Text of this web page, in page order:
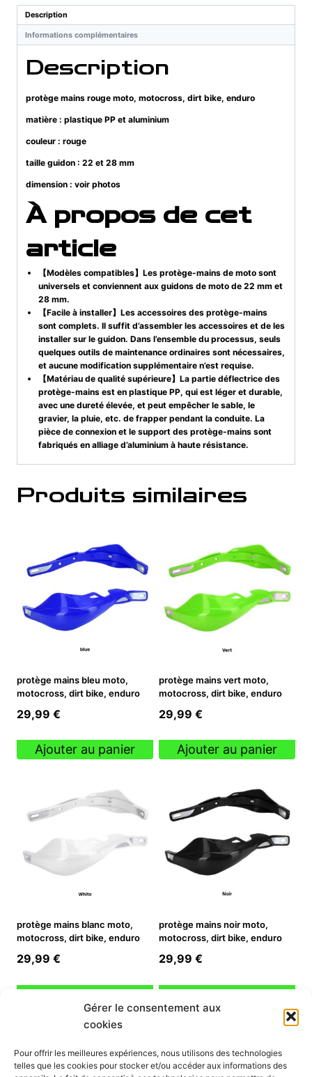
Gérer le consentement aux
cookies
Pour offrir les meilleures expériences, nous utilisons des technologies
telles que les cookies pour stocker et/ou accéder aux informations des
motocross,
dirt
bike,
Description
Informations complémentaires
Description
protège mains rouge moto, motocross, dirt bike, enduro
matière : plastique PP et aluminium
couleur : rouge
taille guidon : 22 et 28 mm
dimension : voir photos
À propos de cet
article
【Modèles compatibles】Les protège-mains de moto sont
universels et conviennent aux guidons de moto de 22 mm et
28 mm.
【Facile à installer】Les accessoires des protège-mains
sont complets. Il suffit d’assembler les accessoires et de les
installer sur le guidon. Dans l’ensemble du processus, seuls
quelques outils de maintenance ordinaires sont nécessaires,
et aucune modification supplémentaire n’est requise.
【Matériau de qualité supérieure】La partie déflectrice des
protège-mains est en plastique PP, qui est léger et durable,
avec une dureté élevée, et peut empêcher le sable, le
gravier, la pluie, etc. de frapper pendant la conduite. La
pièce de connexion et le support des protège-mains sont
fabriqués en alliage d’aluminium à haute résistance.
Produits similaires
protège mains bleu moto,
motocross, dirt bike, enduro
29,99 €
Ajouter au panier
protège mains vert moto,
motocross, dirt bike, enduro
29,99 €
Ajouter au panier
protège mains blanc moto,
motocross, dirt bike, enduro
29,99 €
protège mains noir moto,
motocross, dirt bike, enduro
29,99 €
INFORMATION